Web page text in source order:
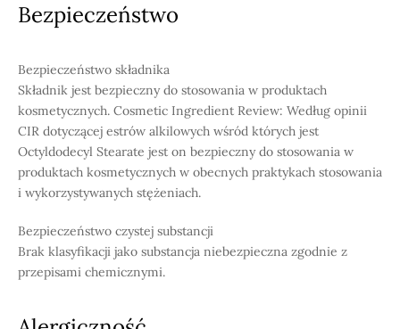
Bezpieczeństwo
Bezpieczeństwo składnika
Składnik jest bezpieczny do stosowania w produktach
kosmetycznych. Cosmetic Ingredient Review: Według opinii
CIR dotyczącej estrów alkilowych wśród których jest
Octyldodecyl Stearate jest on bezpieczny do stosowania w
produktach kosmetycznych w obecnych praktykach stosowania
i wykorzystywanych stężeniach.
Bezpieczeństwo czystej substancji
Brak klasyfikacji jako substancja niebezpieczna zgodnie z
przepisami chemicznymi.